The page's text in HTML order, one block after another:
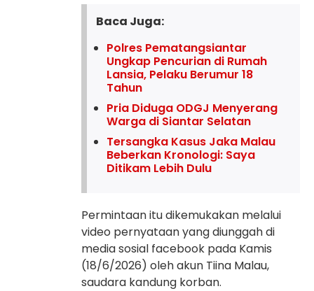
Baca Juga:
Polres Pematangsiantar
Ungkap Pencurian di Rumah
Lansia, Pelaku Berumur 18
Tahun
Pria Diduga ODGJ Menyerang
Warga di Siantar Selatan
Tersangka Kasus Jaka Malau
Beberkan Kronologi: Saya
Ditikam Lebih Dulu
Permintaan itu dikemukakan melalui
video pernyataan yang diunggah di
media sosial facebook pada Kamis
(18/6/2026) oleh akun Tiina Malau,
saudara kandung korban.